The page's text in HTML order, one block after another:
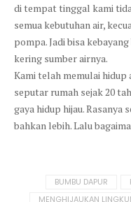
di tempat tinggal kami
semua kebutuhan air,
pompa. Jadi bisa
kering sumber airnya.
Kami telah memulai hidup
seputar rumah sejak 20
gaya hidup hijau. Rasanya
bahkan lebih. Lalu
Tagged
in:
BUMBU DAPUR
MENGHIJAUKAN